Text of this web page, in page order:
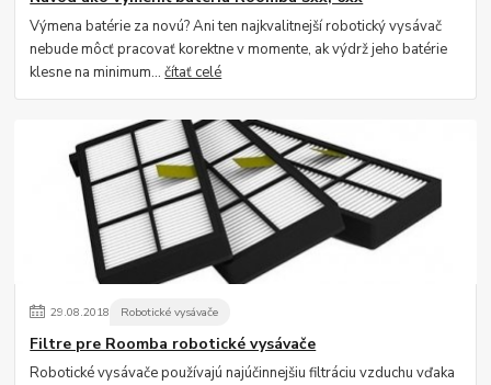
Výmena batérie za novú? Ani ten najkvalitnejší robotický vysávač
nebude môcť pracovať korektne v momente, ak výdrž jeho batérie
klesne na minimum...čítať celé
29.08.2018 Robotické vysávače
Filtre pre Roomba robotické vysávače
Robotické vysávače používajú najúčinnejšiu filtráciu vzduchu vďaka